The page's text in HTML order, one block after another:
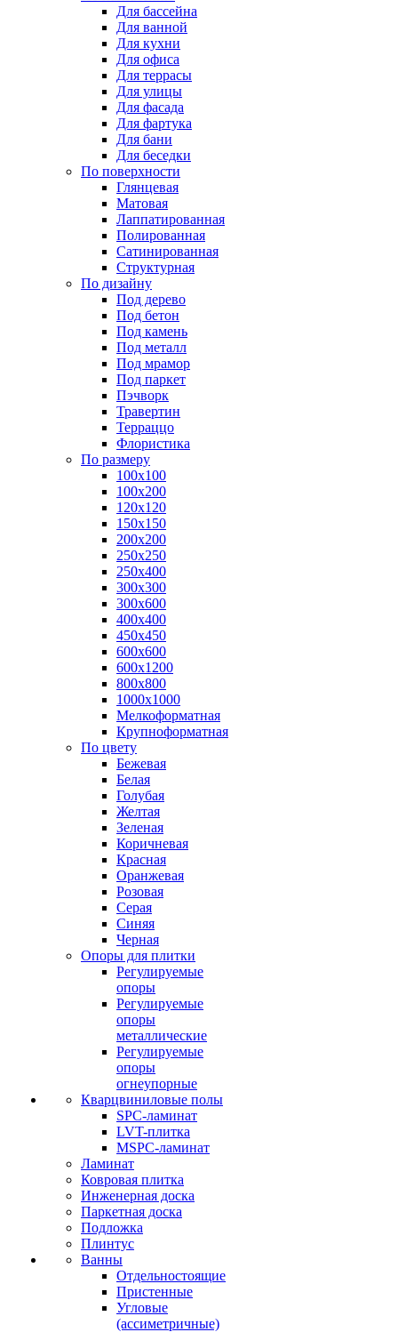
Для бассейна
Для ванной
Для кухни
Для офиса
Для террасы
Для улицы
Для фасада
Для фартука
Для бани
Для беседки
По поверхности
Глянцевая
Матовая
Лаппатированная
Полированная
Сатинированная
Структурная
По дизайну
Под дерево
Под бетон
Под камень
Под металл
Под мрамор
Под паркет
Пэчворк
Травертин
Терраццо
Флористика
По размеру
100х100
100х200
120х120
150х150
200х200
250х250
250х400
300х300
300х600
400х400
450х450
600х600
600х1200
800х800
1000х1000
Мелкоформатная
Крупноформатная
По цвету
Бежевая
Белая
Голубая
Желтая
Зеленая
Коричневая
Красная
Оранжевая
Розовая
Серая
Синяя
Черная
Опоры для плитки
Регулируемые
опоры
Регулируемые
опоры
металлические
Регулируемые
опоры
огнеупорные
Кварцвиниловые полы
SPC-ламинат
LVT-плитка
MSPC-ламинат
Ламинат
Ковровая плитка
Инженерная доска
Паркетная доска
Подложка
Плинтус
Ванны
Отдельностоящие
Пристенные
Угловые
(ассиметричные)